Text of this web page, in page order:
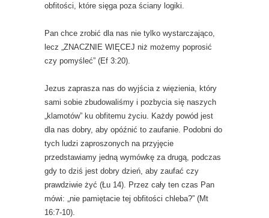
obfitości, które sięga poza ściany logiki.
Pan chce zrobić dla nas nie tylko wystarczająco,
lecz „ZNACZNIE WIĘCEJ niż możemy poprosić
czy pomyśleć” (Ef 3:20).
Jezus zaprasza nas do wyjścia z więzienia, który
sami sobie zbudowaliśmy i pozbycia się naszych
„klamotów” ku obfitemu życiu. Każdy powód jest
dla nas dobry, aby opóźnić to zaufanie. Podobni do
tych ludzi zaproszonych na przyjęcie
przedstawiamy jedną wymówkę za drugą, podczas
gdy to dziś jest dobry dzień, aby zaufać czy
prawdziwie żyć (Łu 14). Przez cały ten czas Pan
mówi: „nie pamiętacie tej obfitości chleba?” (Mt
16:7-10).